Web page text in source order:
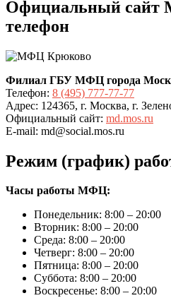
Официальный сайт
телефон
Филиал ГБУ МФЦ города
Телефон: 8 (495) 777-77-77
Адрес: 124365, г. Москва, г.
Официальный сайт: md.mos.ru
E-mail: md@social.mos.ru
Режим (график)
Часы работы МФЦ:
Понедельник: 8:00 – 20:00
Вторник: 8:00 – 20:00
Среда: 8:00 – 20:00
Четверг: 8:00 – 20:00
Пятница: 8:00 – 20:00
Суббота: 8:00 – 20:00
Воскресенье: 8:00 – 20:00